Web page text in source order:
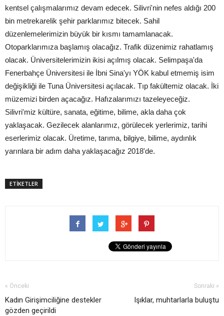
kentsel çalışmalarımız devam edecek. Silivri'nin nefes aldığı 200
bin metrekarelik şehir parklarımız bitecek. Sahil
düzenlemelerimizin büyük bir kısmı tamamlanacak.
Otoparklarımıza başlamış olacağız. Trafik düzenimiz rahatlamış
olacak. Üniversitelerimizin ikisi açılmış olacak. Selimpaşa'da
Fenerbahçe Üniversitesi ile İbni Sina'yı YÖK kabul etmemiş isim
değişikliği ile Tuna Üniversitesi açılacak. Tıp fakültemiz olacak. İki
müzemizi birden açacağız. Hafızalarımızı tazeleyeceğiz.
Silivri'miz kültüre, sanata, eğitime, bilime, akla daha çok
yaklaşacak. Gezilecek alanlarımız, görülecek yerlerimiz, tarihi
eserlerimiz olacak. Üretime, tarıma, bilgiye, bilime, aydınlık
yarınlara bir adım daha yaklaşacağız 2018'de.
ETİKETLER
« Önceki
Kadın Girişimciliğine destekler
gözden geçirildi
Sonraki »
Işıklar, muhtarlarla buluştu